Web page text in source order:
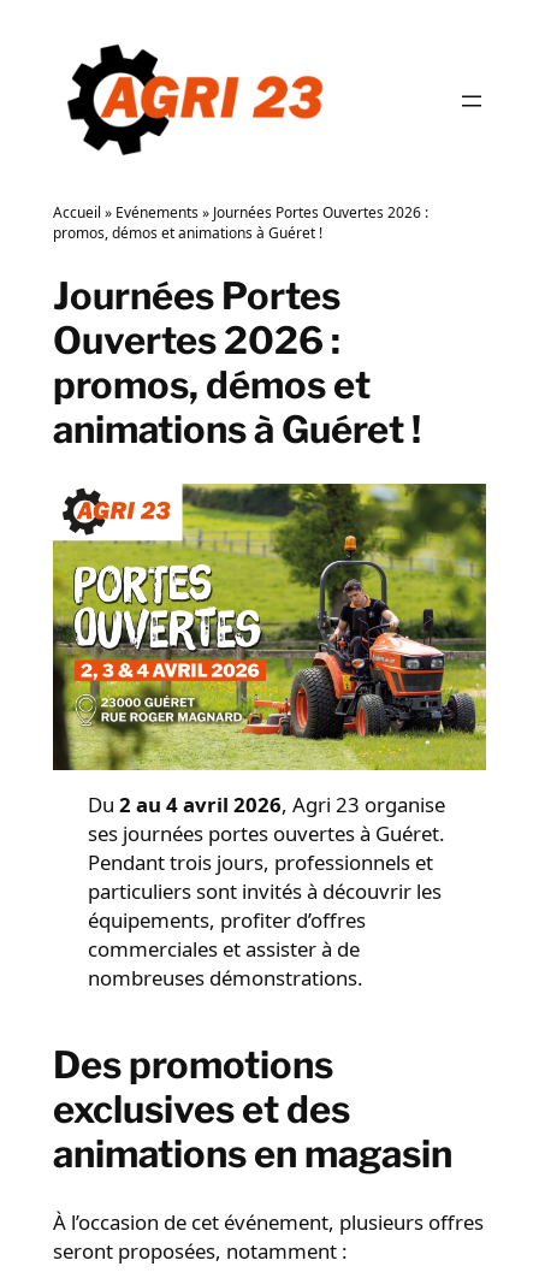
contenu
Accueil » Evénements» Journées Portes Ouvertes 2026 :
promos, démos et animations à Guéret !
Journées Portes
Ouvertes 2026 :
promos, démos et
animations à Guéret !
Du 2 au 4 avril 2026, Agri 23 organise
ses journées portes ouvertes à Guéret.
Pendant trois jours, professionnels et
particuliers sont invités à découvrir les
équipements, profiter d’offres
commerciales et assister à de
nombreuses démonstrations.
Des promotions
exclusives et des
animations en magasin
À l’occasion de cet événement, plusieurs offres
seront proposées, notamment :